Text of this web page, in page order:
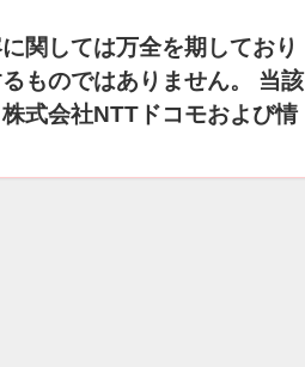
関しては万全を期しており
ものではありません。 当該
式会社NTTドコモおよび情